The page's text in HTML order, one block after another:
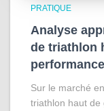
PRATIQUE
Analyse
de triathlon
Sur le marché
triathlon haut de